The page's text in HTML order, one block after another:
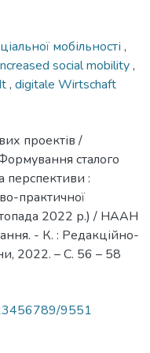
мобільності ,
social mobility,
, digitale Wirtschaft
проектів /
сталого
перспективи :
практичної
2022 р.) / НААН
- К. : Редакційно-
2022. – С. 56 – 58
9551